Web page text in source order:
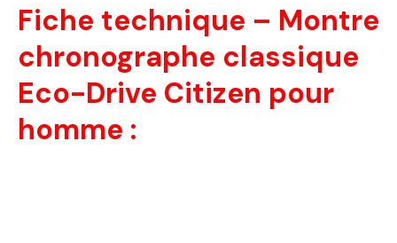
Fiche technique – Montre
chronographe classique
Eco-Drive Citizen pour
homme :